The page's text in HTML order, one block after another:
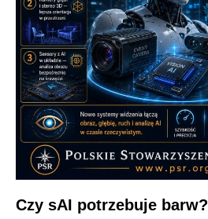
Czy sAI potrzebuje barw?